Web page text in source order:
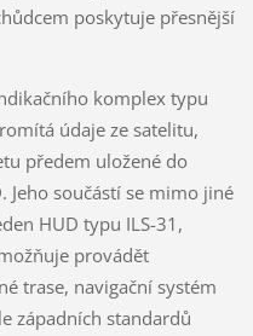
poskytuje přesnější
komplex typu
údaje ze satelitu,
předem uložené do
Jeho součástí se mimo jiné
HUD typu ILS-31,
provádět
trase, navigační systém
západních standardů